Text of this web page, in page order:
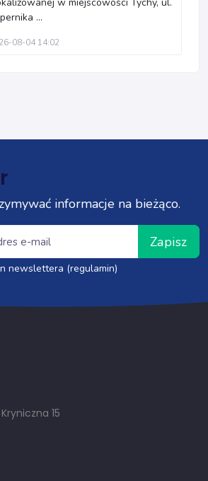
...
08-04 14:02
informacje na bieżąco.
Zapisz
newslettera (regulamin)
15